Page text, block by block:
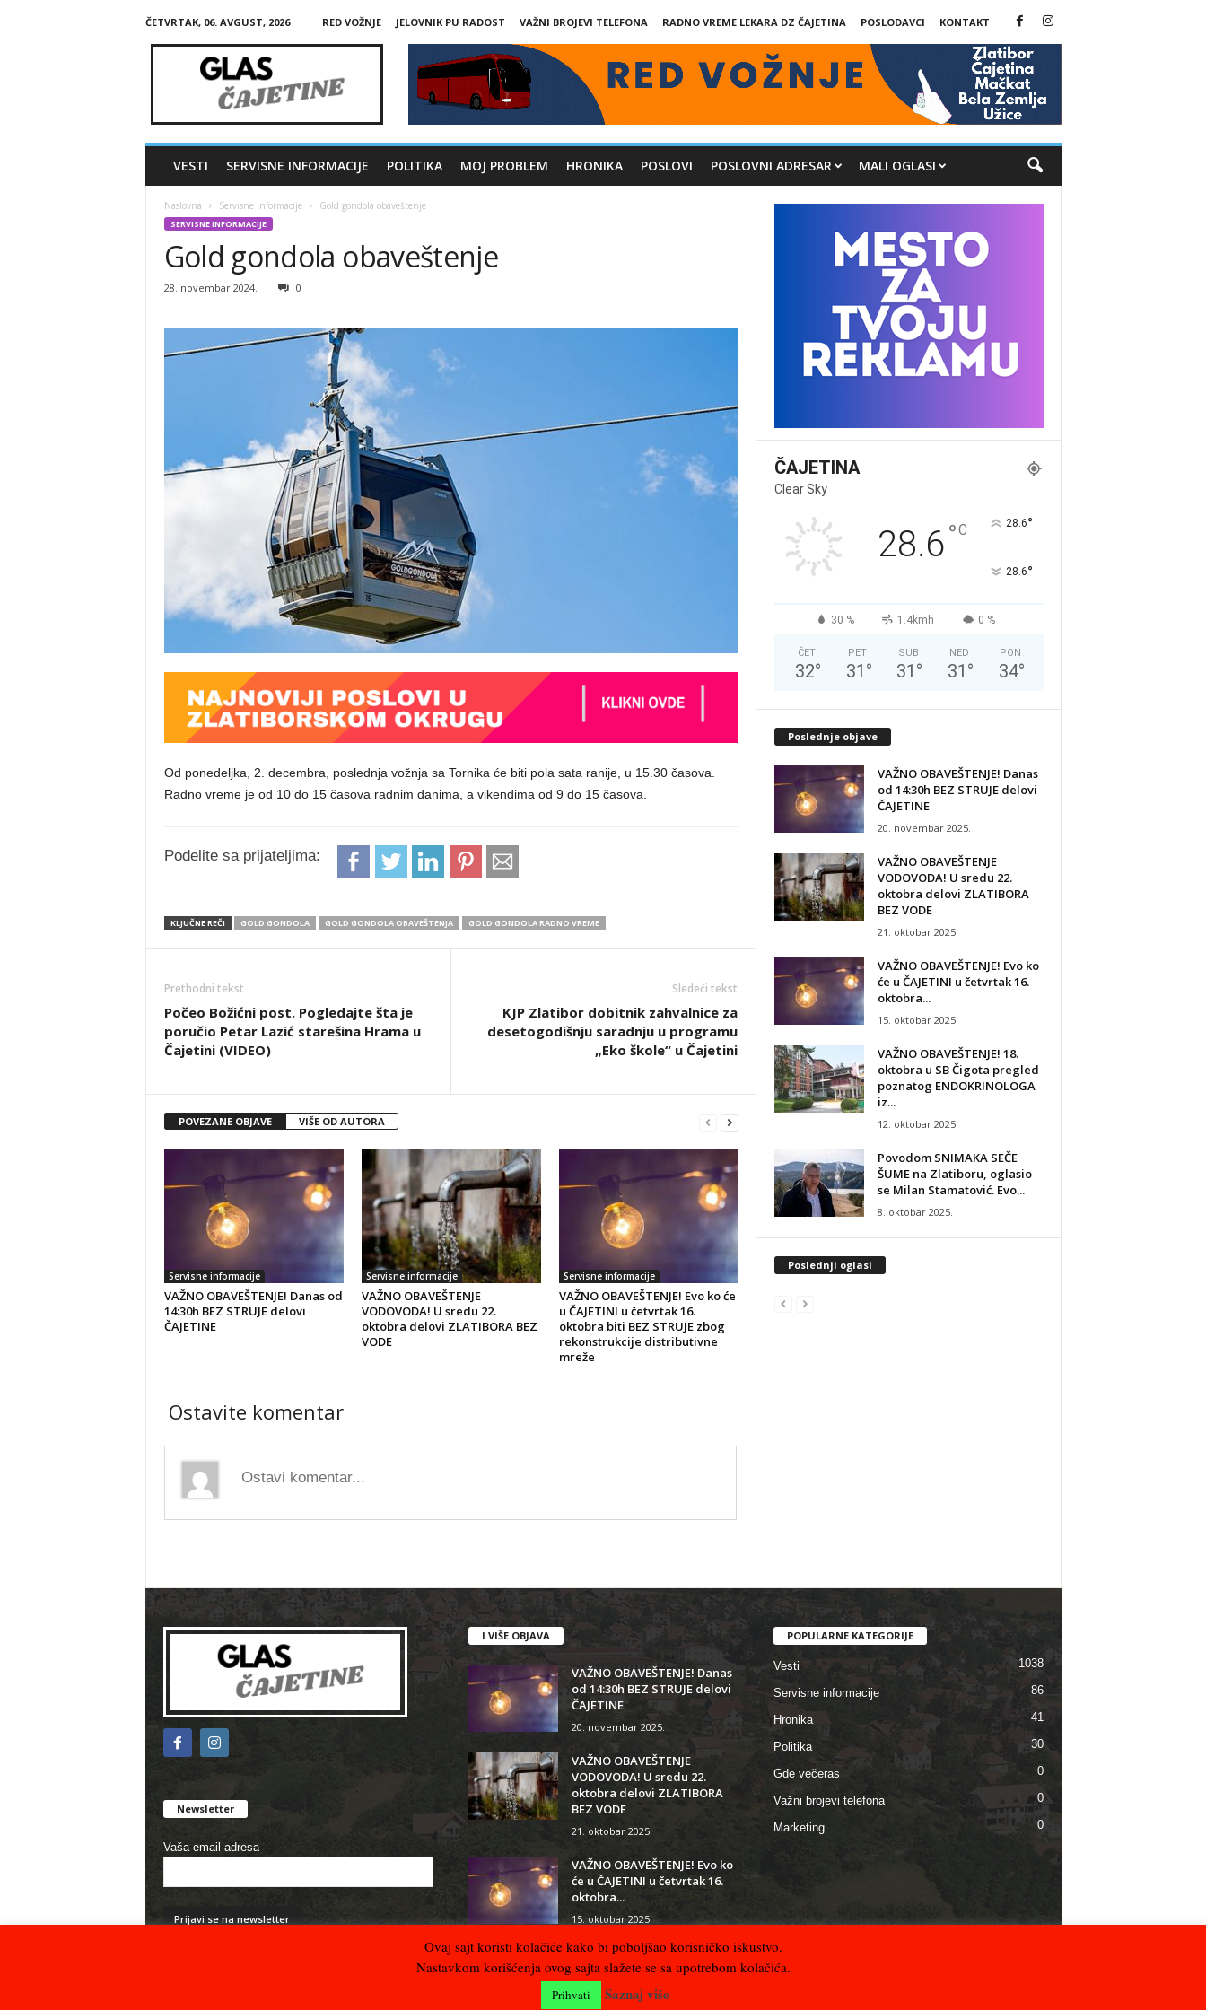
ČETVRTAK, 06. AVGUST, 2026 RED VOŽNJE JELOVNIK PU RADOST VAŽNI BROJEVI TELEFONA RADNO VREME LEKARA DZ ČAJETINA POSLODAVCI
KONTAKT
G
VESTI SERVISNE INFORMACIJE POLITIKA MOJ PROBLEM HRONIKA POSLOVI POSLOVNI ADRESAR MALI OGLASI
Naslovna Servisne informacije Gold gondola obaveštenje
SERVISNE INFORMACIJE
Gold gondola obaveštenje
28. novembar 2024. 0
Od ponedeljka, 2. decembra, poslednja vožnja sa Tornika će biti pola sata ranije, u 15.30 časova.
Radno vreme je od 10 do 15 časova radnim danima, a vikendima od 9 do 15 časova.
Podelite sa prijateljima:
KLJUČNE REČI GOLD GONDOLA GOLD GONDOLA OBAVEŠTENJA GOLD GONDOLA RADNO VREME
Prethodni tekst
Počeo Božićni post. Pogledajte šta je
poručio Petar Lazić starešina Hrama u
Čajetini (VIDEO)
Sledeći tekst
KJP Zlatibor dobitnik zahvalnice za
desetogodišnju saradnju u programu
„Eko škole“ u Čajetini
POVEZANE OBJAVE VIŠE OD AUTORA
Servisne informacije
VAŽNO OBAVEŠTENJE! Danas od
14:30h BEZ STRUJE delovi
ČAJETINE
Servisne informacije
VAŽNO OBAVEŠTENJE
VODOVODA! U sredu 22.
oktobra delovi ZLATIBORA BEZ
VODE
Servisne informacije
VAŽNO OBAVEŠTENJE! Evo ko će
u ČAJETINI u četvrtak 16.
oktobra biti BEZ STRUJE zbog
rekonstrukcije distributivne
mreže
Ostavite komentar
ČAJETINA
Clear Sky
28.6°C 28.6°
28.6°
30 % 1.4kmh 0 %
ČET
32°
PET
31 °
SUB
31 °
NED
31 °
PON
34°
Poslednje objave
VAŽNO OBAVEŠTENJE! Danas
od 14:30h BEZ STRUJE delovi
ČAJETINE
20. novembar 2025.
VAŽNO OBAVEŠTENJE
VODOVODA! U sredu 22.
oktobra delovi ZLATIBORA
BEZ VODE
21. oktobar 2025.
VAŽNO OBAVEŠTENJE! Evo ko
će u ČAJETINI u četvrtak 16.
oktobra...
15. oktobar 2025.
VAŽNO OBAVEŠTENJE! 18.
oktobra u SB Čigota pregled
poznatog ENDOKRINOLOGA
iz...
12. oktobar 2025.
Povodom SNIMAKA SEČE
ŠUME na Zlatiboru, oglasio
se Milan Stamatović. Evo...
8. oktobar 2025.
Poslednji oglasi
Newsletter
Vaša email adresa
I VIŠE OBJAVA
VAŽNO OBAVEŠTENJE! Danas
od 14:30h BEZ STRUJE delovi
ČAJETINE
20. novembar 2025.
VAŽNO OBAVEŠTENJE
VODOVODA! U sredu 22.
oktobra delovi ZLATIBORA
BEZ VODE
21. oktobar 2025.
VAŽNO OBAVEŠTENJE! Evo ko
će u ČAJETINI u četvrtak 16.
oktobra...
15. oktobar 2025.
POPULARNE KATEGORIJE
Vesti 1038
Servisne informacije 86
Hronika 41
Politika 30
Gde večeras 0
Važni brojevi telefona 0
Marketing 0
Ovaj sajt koristi kolačiće kako bi poboljšao korisničko iskustvo.
Nastavkom korišćenja ovog sajta slažete se sa upotrebom kolačića.
Prihvati Saznaj više